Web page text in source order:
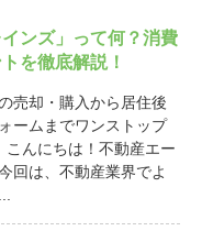
ンズ」って何？消費
を徹底解説！
売却・購入から居住後
ームまでワンストップ
んにちは！不動産エー
回は、不動産業界でよ